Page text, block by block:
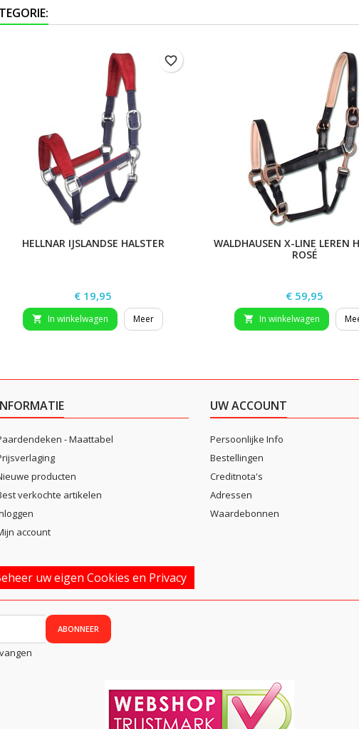
HELLNAR IJSLANDSE HALSTER
Prijs
€ 19,95
 In winkelwagen Meer
favorite_border
WALDHAUSEN X-LINE LEREN
ROSÉ
Prijs
€ 59,95
 In winkelwagen
- Maattabel
producten
verkochte artikelen
account
UW ACCOUNT
Persoonlijke Info
Bestellingen
Creditnota's
Adressen
Waardebonnen
uw eigen Cookies en Privacy